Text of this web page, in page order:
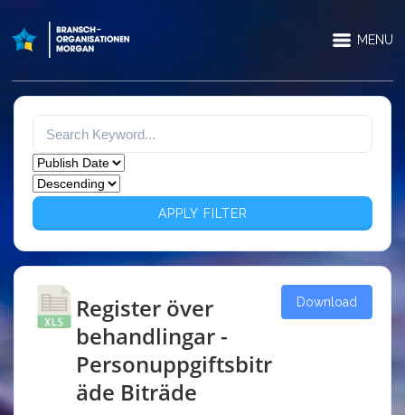
MENU
APPLY FILTER
Register över
behandlingar -
Personuppgiftsbitr
äde Biträde
Download